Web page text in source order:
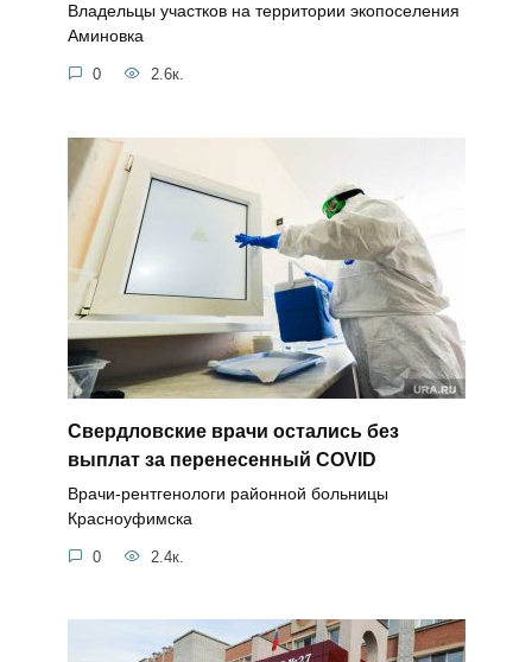
Владельцы участков на территории экопоселения
Аминовка
0 2.6к.
Свердловские врачи остались без
выплат за перенесенный COVID
Врачи-рентгенологи районной больницы
Красноуфимска
0 2.4к.